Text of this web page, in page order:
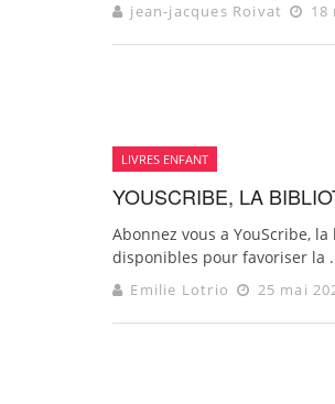
jean-jacques Roivat 18
LIVRES ENFANT
YOUSCRIBE, LA
Abonnez vous a YouScribe,
disponibles pour favoriser la
Emilie Lotrio 25 mai